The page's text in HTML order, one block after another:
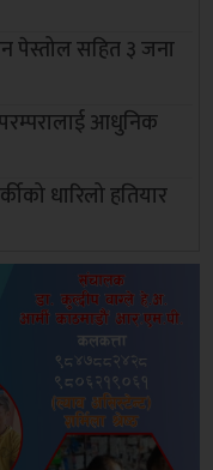
पेस्तोल सहित ३ जना
आधुनिक
धारिलो हतियार